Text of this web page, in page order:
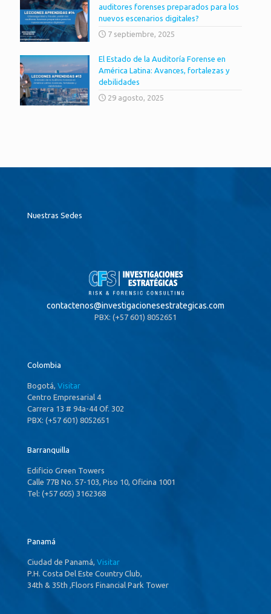
auditores forenses preparados para los
nuevos escenarios digitales?
7 septiembre, 2025
El Estado de la Auditoría Forense en
América Latina: Avances, fortalezas y
debilidades
29 agosto, 2025
Nuestras Sedes
contactenos@investigacionesestrategicas.com
PBX: (+57 601) 8052651
Colombia
Bogotá, Visitar
Centro Empresarial 4
Carrera 13 # 94a-44 Of. 302
PBX: (+57 601) 8052651
Barranquilla
Edificio Green Towers
Calle 77B No. 57-103, Piso 10, Oficina 1001
Tel: (+57 605) 3162368
Panamá
Ciudad de Panamá, Visitar
P.H. Costa Del Este Country Club,
34th & 35th ,Floors Financial Park Tower